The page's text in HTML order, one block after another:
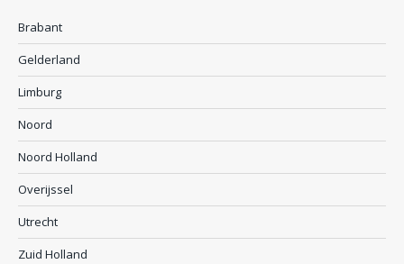
Brabant
Gelderland
Limburg
Noord
Noord Holland
Overijssel
Utrecht
Zuid Holland